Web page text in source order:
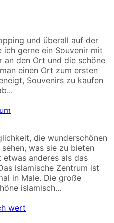
und überall auf der
ich gerne ein Souvenir mit
an den Ort und die schöne
einen Ort zum ersten
Souvenirs zu kaufen
die wunderschönen
was sie zu bieten
anderes als das
islamische Zentrum ist
in Male. Die große
islamisch...
wert